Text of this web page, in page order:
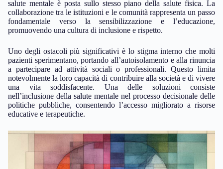
salute mentale è posta sullo stesso piano della salute fisica. La
collaborazione tra le istituzioni e le comunità rappresenta un passo
fondamentale verso la sensibilizzazione e l’educazione,
promuovendo una cultura di inclusione e rispetto.
Uno degli ostacoli più significativi è lo stigma interno che molti
pazienti sperimentano, portando all’autoisolamento e alla rinuncia
a partecipare ad attività sociali o professionali. Questo limita
notevolmente la loro capacità di contribuire alla società e di vivere
una vita soddisfacente. Una delle soluzioni consiste
nell’inclusione della salute mentale nel processo decisionale delle
politiche pubbliche, consentendo l’accesso migliorato a risorse
educative e terapeutiche.